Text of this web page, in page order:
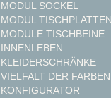
MODUL SOCKEL
MODUL
MODULE TISCHBEINE
INNENLEBEN
KLEIDERSCHRÄNKE
VIELFALT DER FARBEN
KONFIGURATOR